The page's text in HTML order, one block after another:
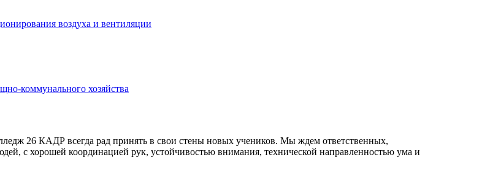
воздуха и вентиляции
коммунального хозяйства
26 КАДР всегда рад принять в свои стены новых учеников. Мы ждем ответственных,
с хорошей координацией рук, устойчивостью внимания, технической направленностью ума и